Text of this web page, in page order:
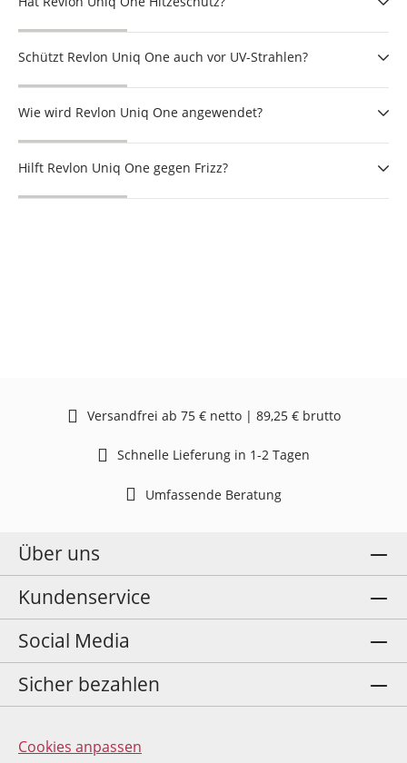
Schützt Revlon Uniq One auch vor UV-Strahlen?
Wie wird Revlon Uniq One angewendet?
Hilft Revlon Uniq One gegen Frizz?
Versandfrei ab 75 € netto | 89,25 € brutto
Schnelle Lieferung in 1-2 Tagen
Umfassende Beratung
Über uns
Kundenservice
Social Media
Sicher bezahlen
Cookies anpassen